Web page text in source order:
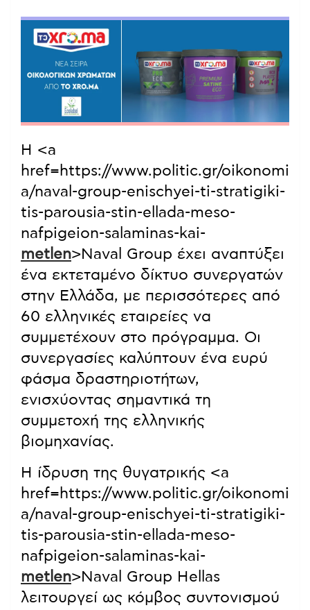
Η <a
href=https://www.politic.gr/oikonomi
a/naval-group-enischyei-ti-stratigiki-
tis-parousia-stin-ellada-meso-
nafpigeion-salaminas-kai-
metlen>Naval Group έχει αναπτύξει
ένα εκτεταμένο δίκτυο συνεργατών
στην Ελλάδα, με περισσότερες από
60 ελληνικές εταιρείες να
συμμετέχουν στο πρόγραμμα. Οι
συνεργασίες καλύπτουν ένα ευρύ
φάσμα δραστηριοτήτων,
ενισχύοντας σημαντικά τη
συμμετοχή της ελληνικής
βιομηχανίας.
Η ίδρυση της θυγατρικής <a
href=https://www.politic.gr/oikonomi
a/naval-group-enischyei-ti-stratigiki-
tis-parousia-stin-ellada-meso-
nafpigeion-salaminas-kai-
metlen>Naval Group Hellas
λειτουργεί ως κόμβος συντονισμού